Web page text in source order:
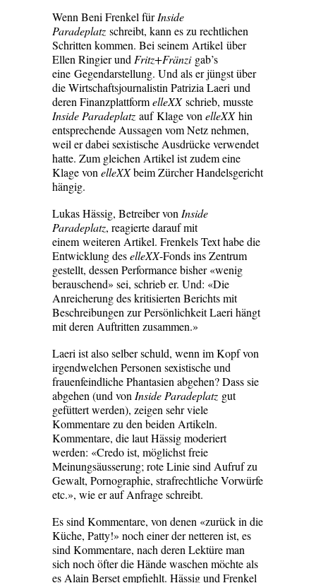
Wenn Beni Frenkel fürInside
Paradeplatz schreibt, kann es zu rechtlichen
Schritten kommen. Bei seinem Artikel über
Ellen Ringier und Fritz+Fränzigab’s
eine Gegendarstellung. Und als er jüngst über
die Wirtschaftsjournalistin Patrizia Laeri und
deren FinanzplattformelleXXschrieb, musste
Inside Paradeplatz auf Klage von elleXXhin
entsprechende Aussagen vom Netz nehmen,
weil er dabei sexistische Ausdrücke verwendet
hatte. Zum gleichen Artikel ist zudem eine
Klage von elleXXbeim Zürcher Handelsgericht
hängig.
Lukas Hässig, Betreiber von Inside
Paradeplatz, reagierte darauf mit
einem weiteren Artikel. Frenkels Text habe die
Entwicklung deselleXX-Fonds ins Zentrum
gestellt, dessen Performance bisher «wenig
berauschend» sei, schrieb er. Und: «Die
Anreicherung des kritisierten Berichts mit
Beschreibungen zur Persönlichkeit Laeri hängt
mit deren Auftritten zusammen.»
Laeri ist also selber schuld, wenn im Kopf von
irgendwelchen Personen sexistische und
frauenfeindliche Phantasien abgehen? Dass sie
abgehen (und von Inside Paradeplatz gut
gefüttert werden), zeigen sehr viele
Kommentare zu den beiden Artikeln.
Kommentare, die laut Hässig moderiert
werden: «Credo ist, möglichst freie
Meinungsäusserung; rote Linie sind Aufruf zu
Gewalt, Pornographie, strafrechtliche Vorwürfe
etc.», wie er auf Anfrage schreibt.
Es sind Kommentare, von denen «zurück in die
Küche, Patty!» noch einer der netteren ist, es
sind Kommentare, nach deren Lektüre man
sich noch öfter die Hände waschen möchte als
es Alain Berset empfiehlt. Hässig und Frenkel